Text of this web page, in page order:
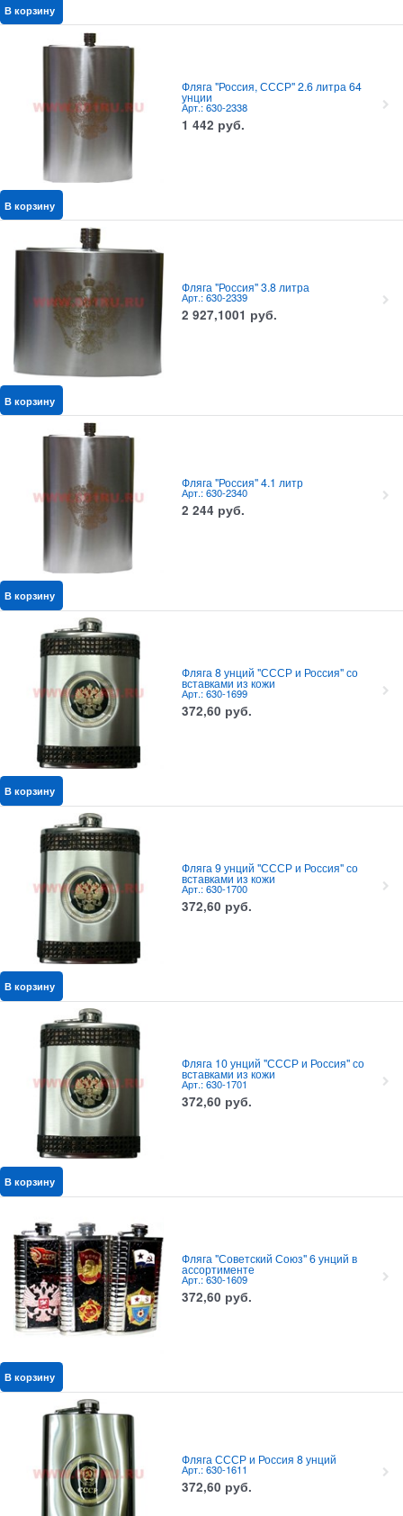
В корзину
Фляга "Россия, СССР" 2.6 литра 64
унции
Арт.: 630-2338
1 442 руб.
В корзину
Фляга "Россия" 3.8 литра
Арт.: 630-2339
2 927,1001 руб.
В корзину
Фляга "Россия" 4.1 литр
Арт.: 630-2340
2 244 руб.
В корзину
Фляга 8 унций "СССР и Россия" со
вставками из кожи
Арт.: 630-1699
372,60 руб.
В корзину
Фляга 9 унций "СССР и Россия" со
вставками из кожи
Арт.: 630-1700
372,60 руб.
В корзину
Фляга 10 унций "СССР и Россия" со
вставками из кожи
Арт.: 630-1701
372,60 руб.
В корзину
Фляга "Советский Союз" 6 унций в
ассортименте
Арт.: 630-1609
372,60 руб.
В корзину
Фляга СССР и Россия 8 унций
Арт.: 630-1611
372,60 руб.